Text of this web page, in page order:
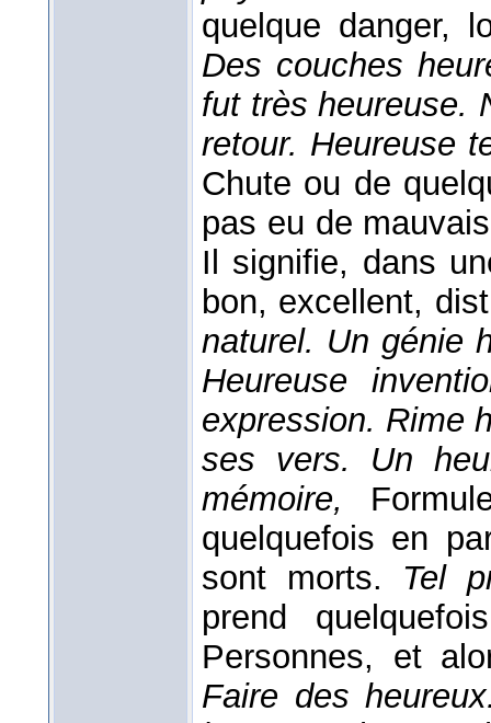
quelque danger,
Des couches
fut très heureuse.
retour. Heureuse
Chute ou de
pas eu de
Il signifie, dans
bon, excellent,
naturel. Un génie
Heureuse
expression. Rime
ses vers. Un
mémoire,
quelquefois en
sont morts. Tel
prend
Personnes, et
Faire des